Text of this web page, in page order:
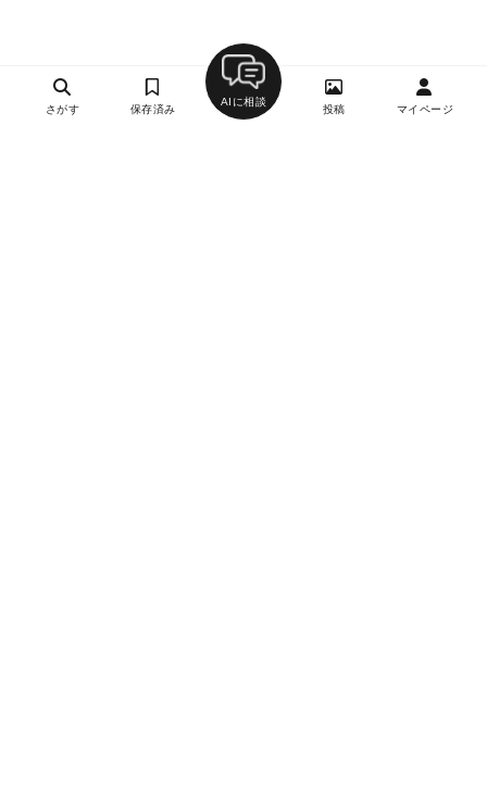
さがす 保存済み
AIに相談
投稿 マイページ